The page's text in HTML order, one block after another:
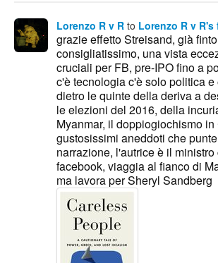
Lorenzo R v R to Lorenzo R v R's
grazie effetto Streisand, già
consigliatissimo, una vista
cruciali per FB, pre-IPO fino a
c'è tecnologia c'è solo politica
dietro le quinte della deriva a
le elezioni del 2016, della
Myanmar, il doppiogiochismo
gustosissimi aneddoti che
narrazione, l'autrice è il
facebook, viaggia al fianco di
ma lavora per Sheryl Sandberg